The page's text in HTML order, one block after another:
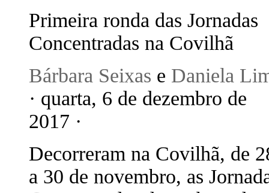
Primeira ronda das Jornadas
Concentradas na Covilhã
Bárbara Seixas e Daniela
· quarta, 6 de dezembro de
2017 ·
Decorreram na Covilhã, de
a 30 de novembro, as